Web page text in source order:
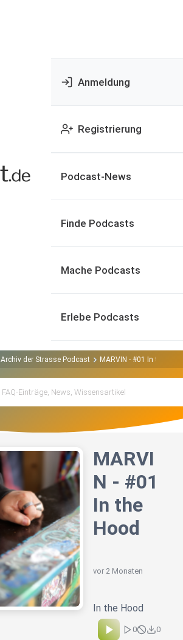
Anmeldung
Registrierung
Podcast-News
Finde Podcasts
Mache Podcasts
Erlebe Podcasts
Archiv der Strasse Podcast MARVIN - #01 In the
MARVI
N - #01
In the
Hood
vor 2 Monaten
In the Hood
0
0